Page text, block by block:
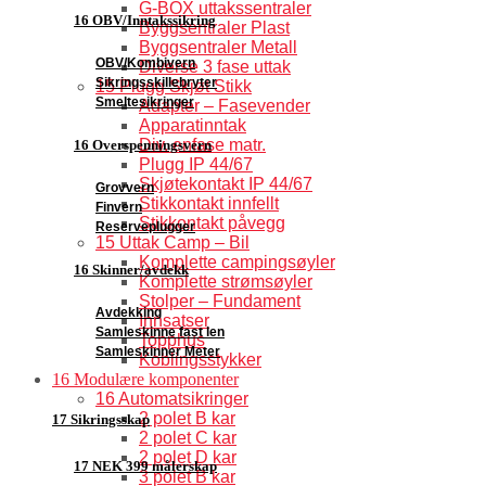
16 OBV/Inntakssikring
OBV/Kombivern
Sikringsskillebryter
Smeltesikringer
16 Overspenningsvern
Grovvern
Finvern
Reserveplugger
16 Skinner/avdekk
Avdekking
Samleskinne fast len
Samleskinner Meter
17 Sikringsskap
17 NEK 399 målerskap
G-BOX uttakssentraler
Byggsentraler Plast
Byggsentraler Metall
Diverse 3 fase uttak
15 Plugg Skjøt Stikk
Adapter – Fasevender
Apparatinntak
Div. enfase matr.
Plugg IP 44/67
Skjøtekontakt IP 44/67
Stikkontakt innfellt
Stikkontakt påvegg
15 Uttak Camp – Bil
Komplette campingsøyler
Komplette strømsøyler
Stolper – Fundament
Innsatser
Topphus
Koblingsstykker
16 Modulære komponenter
16 Automatsikringer
2 polet B kar
2 polet C kar
2 polet D kar
3 polet B kar